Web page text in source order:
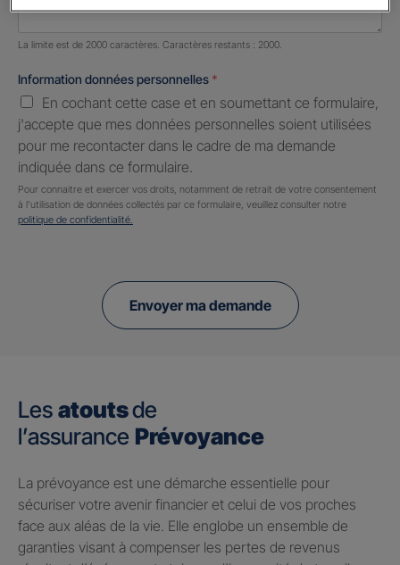
Nombre de caractères restants :2000 caractères restants
La limite est de 2000 caractères. Caractères restants : 2000.
Information données personnelles *
En cochant cette case et en soumettant ce formulaire,
j'accepte que mes données personnelles soient utilisées
pour me recontacter dans le cadre de ma demande
indiquée dans ce formulaire.
Pour connaitre et exercer vos droits, notamment de retrait de votre consentement
à l'utilisation de données collectés par ce formulaire, veuillez consulter notre
politique de confidentialité.
Envoyer ma demande
Les atoutsde
l’assurance Prévoyance
​La prévoyance est une démarche essentielle pour
sécuriser votre avenir financier et celui de vos proches
face aux aléas de la vie. Elle englobe un ensemble de
garanties visant à compenser les pertes de revenus